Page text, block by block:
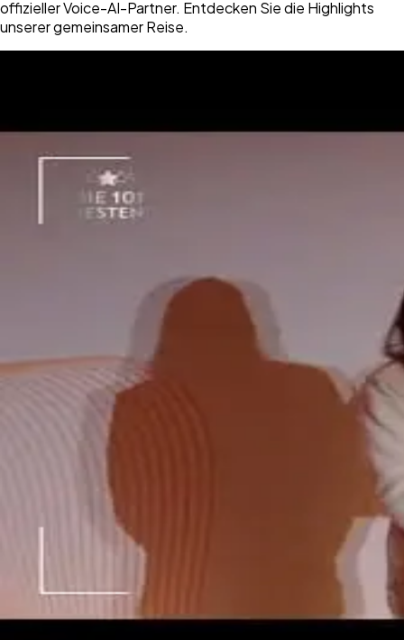
offizieller Voice-AI-Partner. Entdecken Sie die Highlights
unserer gemeinsamer Reise.